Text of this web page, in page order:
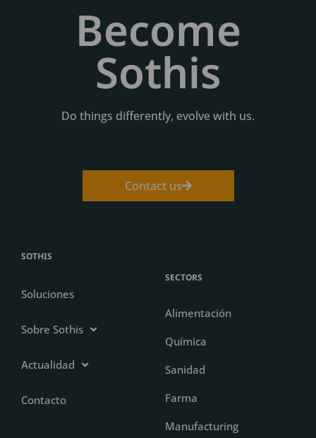
Become
Sothis
Do things differently, evolve with us.
Contact us
SOTHIS
Soluciones
Sobre Sothis
Actualidad
Contacto
SECTORS
Alimentación
Química
Sanidad
Farma
Manufacturing